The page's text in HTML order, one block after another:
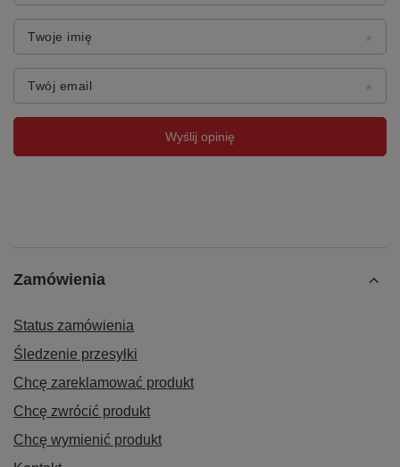
Twoje imię
Twój email
Wyślij opinię
Zamówienia
Status zamówienia
Śledzenie przesyłki
Chcę zareklamować produkt
Chcę zwrócić produkt
Chcę wymienić produkt